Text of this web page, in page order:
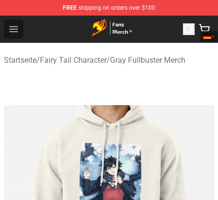
FREE shipping on orders over $100
Open menu
Fairy Tail Store - Official Fairy Tail Merchandise Shop
Startseite/Fairy Tail Character/Gray Fullbuster Merch